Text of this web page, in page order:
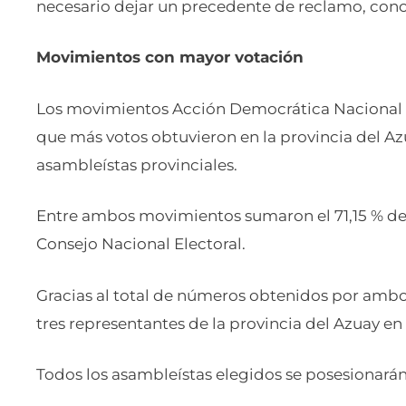
necesario dejar un precedente de reclamo,
Movimientos con mayor votación
Los movimientos Acción Democrática
que más votos obtuvieron en la provincia del
asambleístas provinciales.
Entre ambos movimientos sumaron el 71,15 %
Consejo Nacional Electoral.
Gracias al total de números obtenidos por
tres representantes de la provincia del Azuay
Todos los asambleístas elegidos se